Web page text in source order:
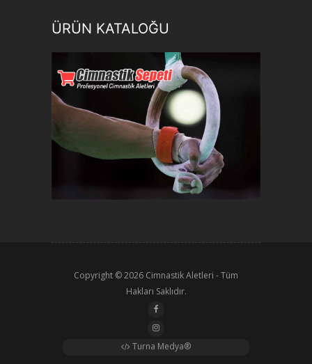
ÜRÜN KATALOĞU
Copyright © 2026 Cimnastik Aletleri - Tüm
Hakları Saklıdır.
Turna Medya®